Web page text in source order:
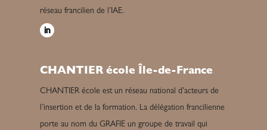
réseau francilien de l’IAE.
CHANTIER école Île-de-France
CHANTIER école est un réseau national d’acteurs de
l’insertion et de la formation. La délégation francilienne
porte au nom du GRAFIE un groupe de travail qui